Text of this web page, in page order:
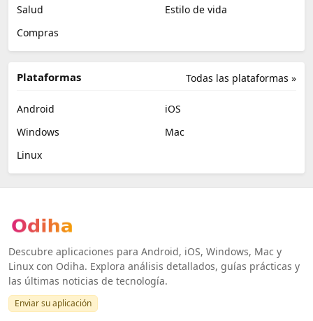
Salud
Estilo de vida
Compras
Todas las plataformas »
Plataformas
Android
iOS
Windows
Mac
Linux
Descubre aplicaciones para Android, iOS, Windows, Mac y
Linux con Odiha. Explora análisis detallados, guías prácticas y
las últimas noticias de tecnología.
Enviar su aplicación